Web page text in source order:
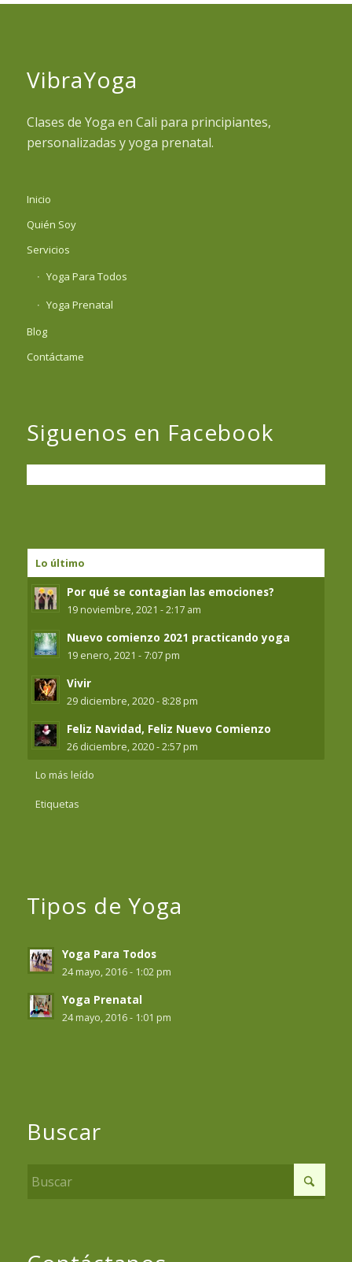
VibraYoga
Clases de Yoga en Cali para principiantes,
personalizadas y yoga prenatal.
Inicio
Quién Soy
Servicios
Yoga Para Todos
Yoga Prenatal
Blog
Contáctame
Siguenos en Facebook
Lo último
Por qué se contagian las emociones?
19 noviembre, 2021 - 2:17 am
Nuevo comienzo 2021 practicando yoga
19 enero, 2021 - 7:07 pm
Vivir
29 diciembre, 2020 - 8:28 pm
Feliz Navidad, Feliz Nuevo Comienzo
26 diciembre, 2020 - 2:57 pm
Lo más leído
Etiquetas
Tipos de Yoga
Yoga Para Todos
24 mayo, 2016 - 1:02 pm
Yoga Prenatal
24 mayo, 2016 - 1:01 pm
Buscar